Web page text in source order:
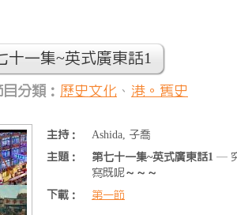
十一集~英式廣東話1
目分類： 歷史文化 、 港。舊史
主持：
Ashida, 子喬
主題：
第七十一集~英式廣東話1 —
寫既呢～～～
下載：
第一節